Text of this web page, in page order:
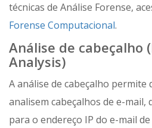
técnicas de Análise Forense,
Forense Computacional.
Análise de cabeçalho
Analysis)
A análise de cabeçalho permite
analisem cabeçalhos de e-
para o endereço IP do e-mail